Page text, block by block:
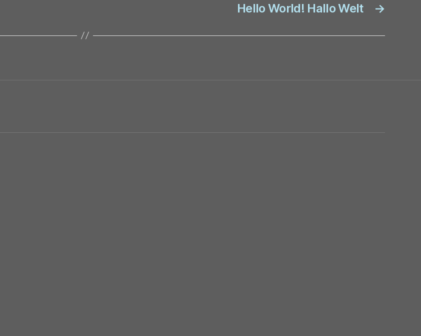
→
Hello World! Hallo Welt